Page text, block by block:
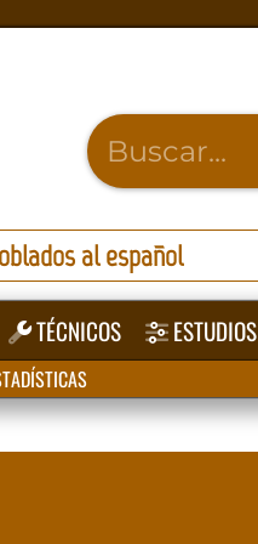
al español
TÉCNICOS ESTUDIOS